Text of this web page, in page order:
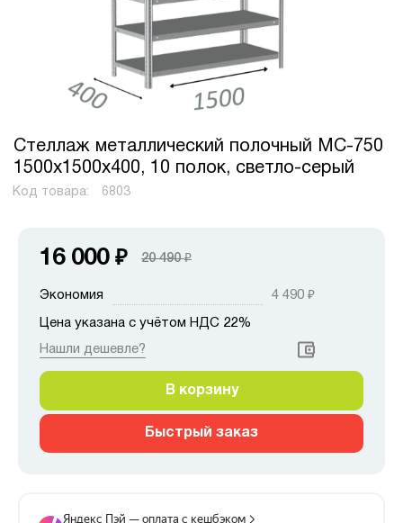
Стеллаж металлический полочный МС-750
1500х1500х400, 10 полок, светло-серый
Код товара: 6803
16 000 ₽ 20 490₽
Экономия 4 490 ₽
Цена указана с учётом НДС 22%
Нашли дешевле?
В корзину
Быстрый заказ